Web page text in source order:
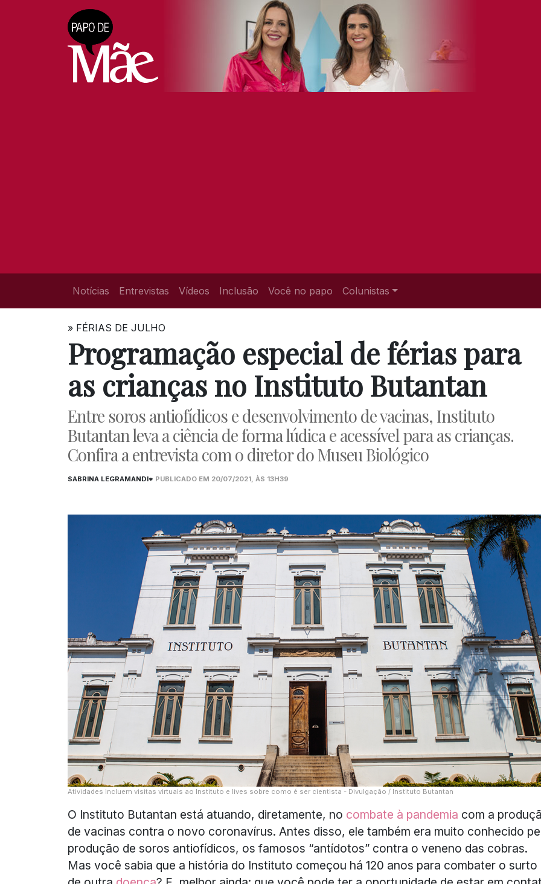
Notícias Entrevistas Vídeos Inclusão Você no papo Colunistas
» FÉRIAS DE JULHO
Programação especial de férias para
as crianças no Instituto Butantan
Entre soros antiofídicos e desenvolvimento de vacinas, Instituto
Butantan leva a ciência de forma lúdica e acessível para as crianças.
Confira a entrevista com o diretor do Museu Biológico
SABRINA LEGRAMANDI* PUBLICADO EM 20/07/2021, ÀS 13H39
Atividades incluem visitas virtuais ao Instituto e lives sobre como é ser cientista - Divulgação / Instituto Butantan
O Instituto Butantan está atuando, diretamente, no combate à pandemia com a
de vacinas contra o novo coronavírus. Antes disso, ele também era muito conhecido
produção de soros antiofídicos, os famosos “antídotos” contra o veneno das cobras.
Mas você sabia que a história do Instituto começou há 120 anos para combater o surto